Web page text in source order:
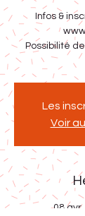
Infos &
Possibilité
Les
Voir
08 avr.